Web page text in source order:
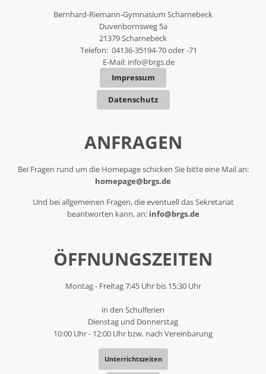
Bernhard-Riemann-Gymnasium Scharnebeck
Duvenbornsweg 5a
21379 Scharnebeck
Telefon: 04136-35194-70 oder -71
E-Mail: info@brgs.de
Impressum
Datenschutz
ANFRAGEN
Bei Fragen rund um die Homepage schicken Sie bitte eine Mail an:
homepage@brgs.de
Und bei allgemeinen Fragen, die eventuell das Sekretariat
beantworten kann, an: info@brgs.de
ÖFFNUNGSZEITEN
Montag - Freitag 7:45 Uhr bis 15:30 Uhr
in den Schulferien
Dienstag und Donnerstag
10:00 Uhr - 12:00 Uhr bzw. nach Vereinbarung
Unterrichtszeiten